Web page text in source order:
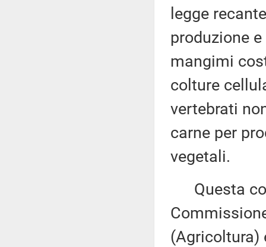
legge
produzione
mangimi
colture
vertebrati
carne per
vegetali.
Questa
(Agricoltura)